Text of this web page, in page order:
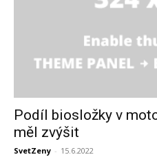
Podíl biosložky v
měl zvýšit
SvetZeny - 15.6.2022